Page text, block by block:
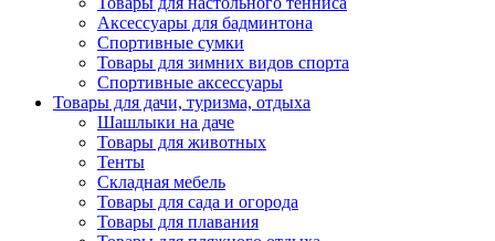
Аксессуары для бадминтона
Спортивные сумки
Товары для зимних видов спорта
Спортивные аксессуары
Товары для дачи, туризма, отдыха
Шашлыки на даче
Товары для животных
Тенты
Складная мебель
Товары для сада и огорода
Товары для плавания